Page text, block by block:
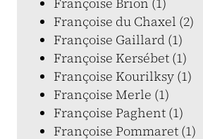
Françoise du Chaxel (2)
Françoise Gaillard (1)
Françoise Kersébet (1)
Françoise Kourilksy (1)
Françoise Merle (1)
Françoise Paghent (1)
Françoise Pommaret (1)